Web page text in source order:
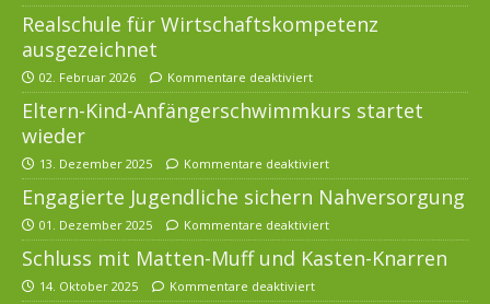
Realschule für Wirtschaftskompetenz
ausgezeichnet
02. Februar 2026 Kommentare deaktiviert
Eltern-Kind-Anfängerschwimmkurs startet
wieder
13. Dezember 2025 Kommentare deaktiviert
Engagierte Jugendliche sichern Nahversorgung
01. Dezember 2025 Kommentare deaktiviert
Schluss mit Matten-Muff und Kasten-Knarren
14. Oktober 2025 Kommentare deaktiviert